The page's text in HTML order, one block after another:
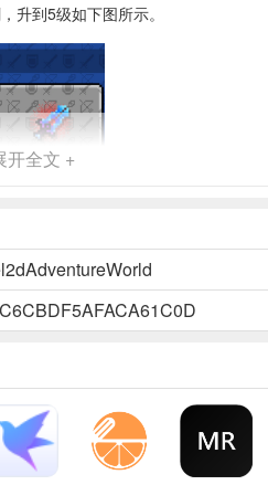
升到5级如下图所示。
开全文 +